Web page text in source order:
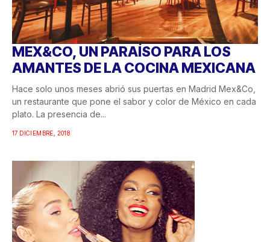
MEX&CO, UN PARAÍSO PARA LOS
AMANTES DE LA COCINA MEXICANA
Hace solo unos meses abrió sus puertas en Madrid Mex&Co,
un restaurante que pone el sabor y color de México en cada
plato. La presencia de...
17 DICIEMBRE, 2018